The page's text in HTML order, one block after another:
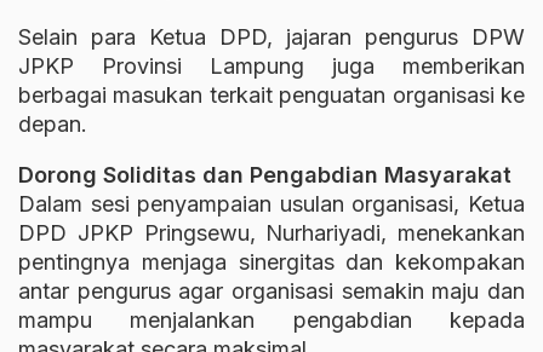
Selain para Ketua DPD, jajaran pengurus DPW
JPKP Provinsi Lampung juga memberikan
berbagai masukan terkait penguatan organisasi ke
depan.
Dorong Soliditas dan Pengabdian Masyarakat
Dalam sesi penyampaian usulan organisasi, Ketua
DPD JPKP Pringsewu, Nurhariyadi, menekankan
pentingnya menjaga sinergitas dan kekompakan
antar pengurus agar organisasi semakin maju dan
mampu menjalankan pengabdian kepada